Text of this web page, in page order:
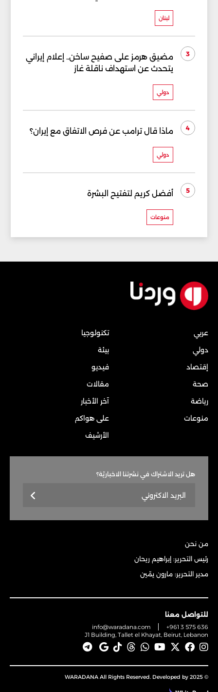
لبنان
3
مضيق هرمز على صفيح ساخن.. إعلام إيراني
يتحدث عن استهداف ناقلة غاز
دولي
4 ماذا قال ترامب عن فرص الاتفاق مع إيران؟
دولي
5 أفضل كريم لتفتيح البشرة
منوعات
عربي
دولي
إقتصاد
صحة
رياضة
منوعات
تكنولوجيا
بيئة
فيديو
مقالات
آخر الأخبار
على هواكم
الأرشيف
هل تريد الاشتراك في نشرتنا الاخباريّة؟
من نحن
رئيس التحرير: إبراهيم ريحان
مدير التحرير: مارون يمّين
للتواصل معنا
info@waradana.com
+961 3 575 636
J1 Building, Tallet el Khayat, Beirut, Lebanon
© 2025 WARADANA All Rights Reserved. Developed by